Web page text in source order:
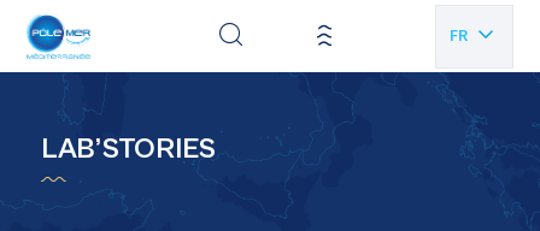
FR
EN
LAB’STORIES
Panneau de gestion des cookies